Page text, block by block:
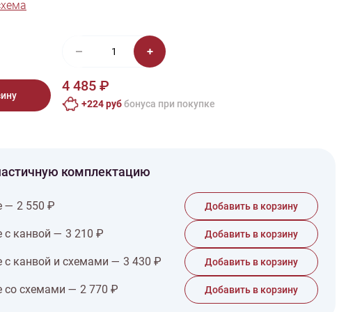
Платье Плед
4 485 ₽
+224 руббонусa при покупке
комплектацию
— 2 550 ₽ Добавить в корзину
с канвой — 3 210 ₽ Добавить в корзину
с канвой и схемами — 3 430 ₽ Добавить в корзину
со схемами — 2 770 ₽ Добавить в корзину